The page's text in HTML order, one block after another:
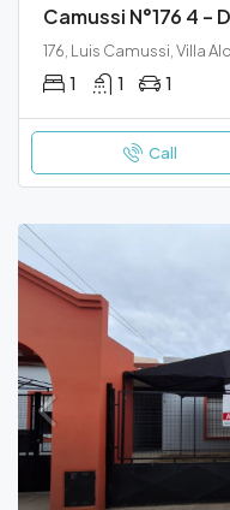
1 1 1
Call